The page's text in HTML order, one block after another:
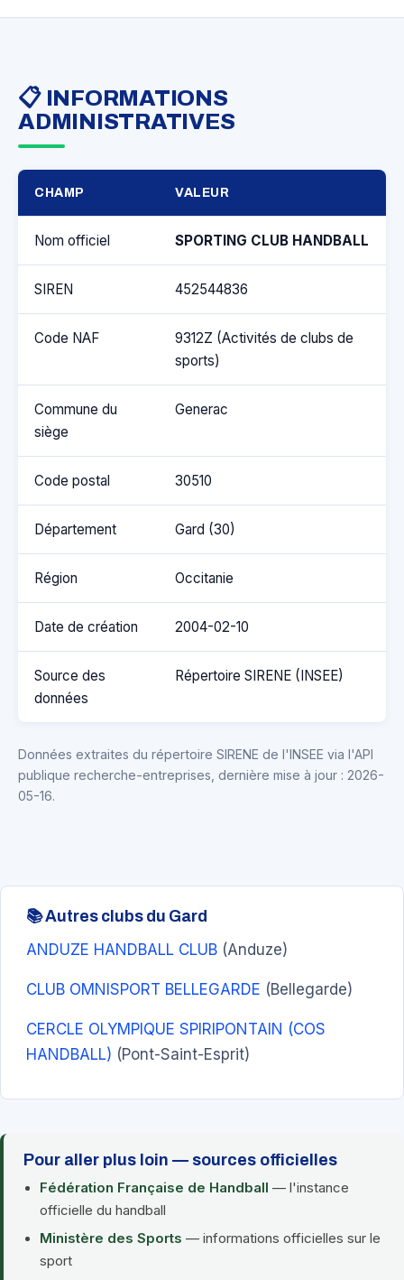
📋 INFORMATIONS
ADMINISTRATIVES
CHAMP VALEUR
Nom officiel SPORTING CLUB HANDBALL
SIREN 452544836
Code NAF
9312Z (Activités de clubs de
sports)
Commune du
siège
Generac
Code postal 30510
Département Gard (30)
Région Occitanie
Date de création 2004-02-10
Source des
données
Répertoire SIRENE (INSEE)
Données extraites du répertoire SIRENE de l'INSEE via l'API
publique recherche-entreprises, dernière mise à jour : 2026-
05-16.
📚 Autres clubs du Gard
ANDUZE HANDBALL CLUB (Anduze)
CLUB OMNISPORT BELLEGARDE (Bellegarde)
CERCLE OLYMPIQUE SPIRIPONTAIN (COS
HANDBALL) (Pont-Saint-Esprit)
Pour aller plus loin — sources officielles
Fédération Française de Handball — l'instance
officielle du handball
Ministère des Sports — informations officielles sur le
sport